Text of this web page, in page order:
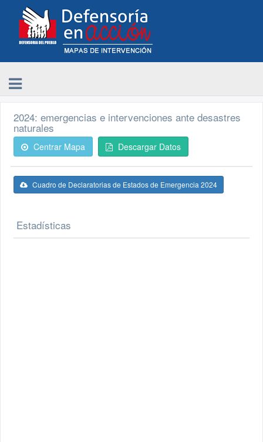
2024: emergencias e intervenciones ante desastres
naturales
Centrar Mapa Descargar Datos
Cuadro de Declaratorias de Estados de Emergencia 2024
Estadísticas